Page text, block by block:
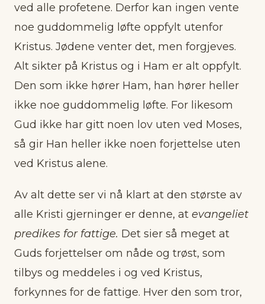
ved alle profetene. Derfor kan ingen vente
noe guddommelig løfte oppfylt utenfor
Kristus. Jødene venter det, men forgjeves.
Alt sikter på Kristus og i Ham er alt oppfylt.
Den som ikke hører Ham, han hører heller
ikke noe guddommelig løfte. For likesom
Gud ikke har gitt noen lov uten ved Moses,
så gir Han heller ikke noen forjettelse uten
ved Kristus alene.
Av alt dette ser vi nå klart at den største av
alle Kristi gjerninger er denne, at evangeliet
predikes for fattige. Det sier så meget at
Guds forjettelser om nåde og trøst, som
tilbys og meddeles i og ved Kristus,
forkynnes for de fattige. Hver den som tror,